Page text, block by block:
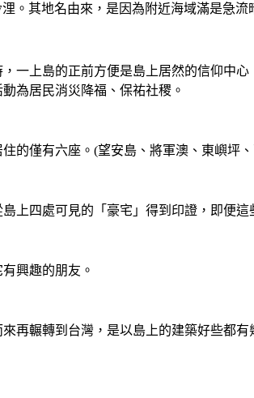
浬。其地名由來，是因為附近海域滿是急
一上島的正前方便是島上居然的信仰中
為居民消災降福、保祐社稷。
的僅有六座。(望安島、將軍澳、東嶼坪
上四處可見的「豪宅」得到印證，即便這
興趣的朋友。
再輾轉到台灣，是以島上的建築好些都